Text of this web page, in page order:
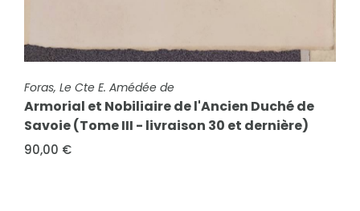
FICHE COMPLÈTE
Foras, Le Cte E. Amédée de
Armorial et Nobiliaire de l'Ancien Duché de
Savoie (Tome III - livraison 30 et dernière)
90,00 €
FICHE COMPLÈTE
Foras, Le Cte E. Amédée de & Mareschal de Luciane,
Armorial et Nobiliaire de l'Ancien Duché de
Savoie (Tome IV - Livraison 19)
90,00 €